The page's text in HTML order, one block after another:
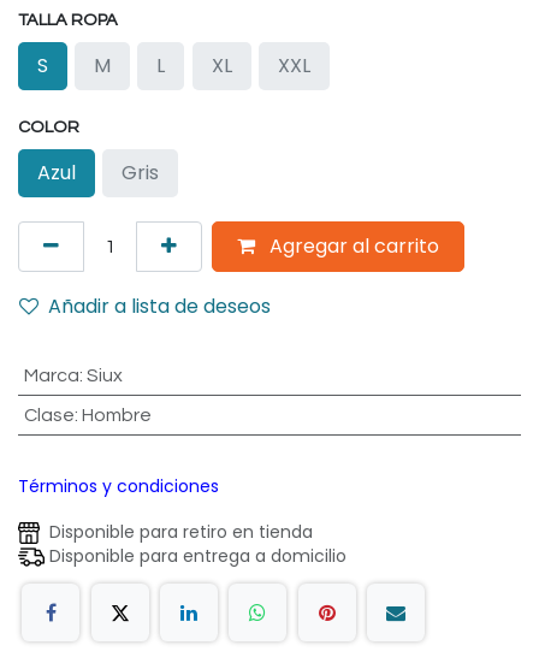
TALLA ROPA
S M L XL XXL
COLOR
Azul Gris
Agregar al carrito
Añadir a lista de deseos
Marca: Siux
Clase: Hombre
Términos y condiciones
Disponible para retiro en tienda
Disponible para entrega a domicilio